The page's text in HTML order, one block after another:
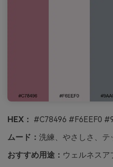
HEX： #C78496 #F6EEF0
ムード： 洗練、やさしさ、テ
おすすめ用途： ウェルネスア